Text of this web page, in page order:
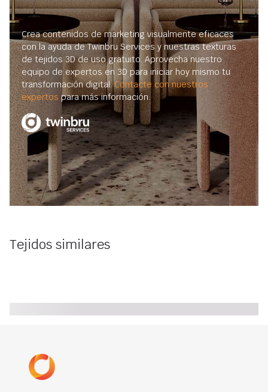
Crea contenidos de marketing visualmente eficaces
con la ayuda de Twinbru Services y nuestras texturas
de tejidos 3D de uso gratuito. Aprovecha nuestro
equipo de expertos en 3D para iniciar hoy mismo tu
transformación digital.Contacte con nuestros
expertos para más información.
Tejidos similares